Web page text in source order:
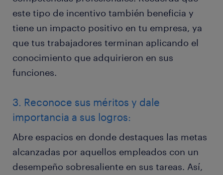
este tipo de incentivo también beneficia y
tiene un impacto positivo en tu empresa, ya
que tus trabajadores terminan aplicando el
conocimiento que adquirieron en sus
funciones.
3. Reconoce sus méritos y dale
importancia a sus logros:
Abre espacios en donde destaques las metas
alcanzadas por aquellos empleados con un
desempeño sobresaliente en sus tareas. Así,